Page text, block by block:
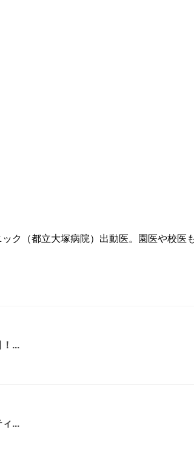
ク（都立大塚病院）出動医。園医や校医も
...
...